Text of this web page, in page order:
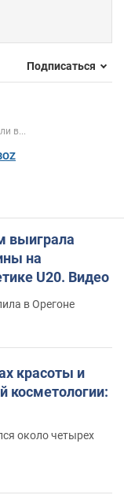
Подписаться
в...
выиграла
на
U20. Видео
в Орегоне
красоты и
косметологии:
около четырех